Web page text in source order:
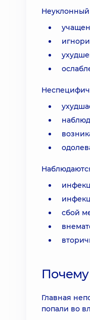
Неуклонный
сбой
Главная
попали во